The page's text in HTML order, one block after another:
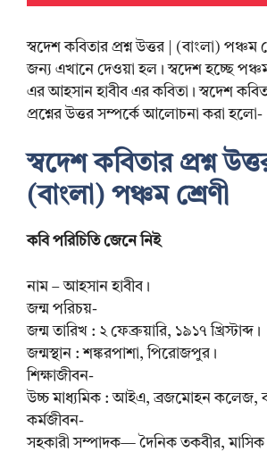
স্বদেশ কবিতার প্রশ্ন উত্তর | (বাংলা) পঞ্চম
জন্য এখানে দেওয়া হল। স্বদেশ হচ্ছে পঞ্চম
এর আহসান হাবীব এর কবিতা। স্বদেশ
প্রশ্নের উত্তর সম্পর্কে আলোচনা করা হলো-
স্বদেশ কবিতার প্রশ্ন
(বাংলা) পঞ্চম শ্রেণী
কবি পরিচিতি জেনে নিই
নাম – আহসান হাবীব।
জন্ম পরিচয়-
জন্ম তারিখ : ২ ফেব্রুয়ারি, ১৯১৭ খ্রিস্টাব্দ।
জন্মস্থান : শঙ্করপাশা, পিরোজপুর।
শিক্ষাজীবন-
উচ্চ মাধ্যমিক : আইএ, ব্রজমোহন কলেজ,
কর্মজীবন-
সহকারী সম্পাদক— দৈনিক তকবীর, মাসিক